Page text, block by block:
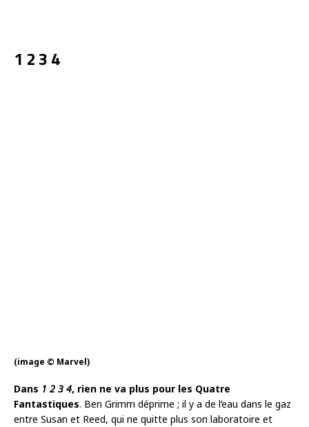
1 2 3 4
(image © Marvel)
Dans 1 2 3 4, rien ne va plus pour les Quatre
Fantastiques. Ben Grimm déprime ; il y a de l’eau dans le gaz
entre Susan et Reed, qui ne quitte plus son laboratoire et